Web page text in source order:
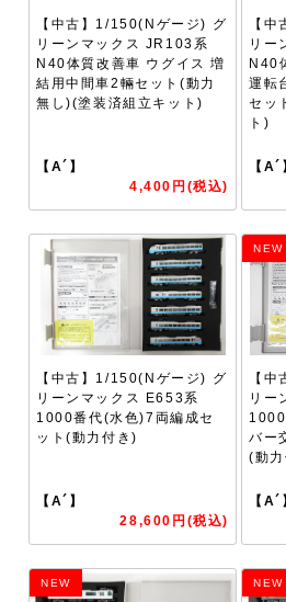
【中古】1/150(Nゲージ) グ
リーンマックス JR103系
N40体質改善車 ウグイス 増
結用中間車2輛セット(動力
無し)(塗装済組立キット)
【A´】
4,400円(税込)
【
リー
N40
運転
セッ
ト)
【A´
【中古】1/150(Nゲージ) グ
リーンマックス E653系
1000番代(水色)7両編成セ
ット(動力付き)
【A´】
28,600円(税込)
NEW
【
リー
1000
バー
(動
【A´
NEW NEW